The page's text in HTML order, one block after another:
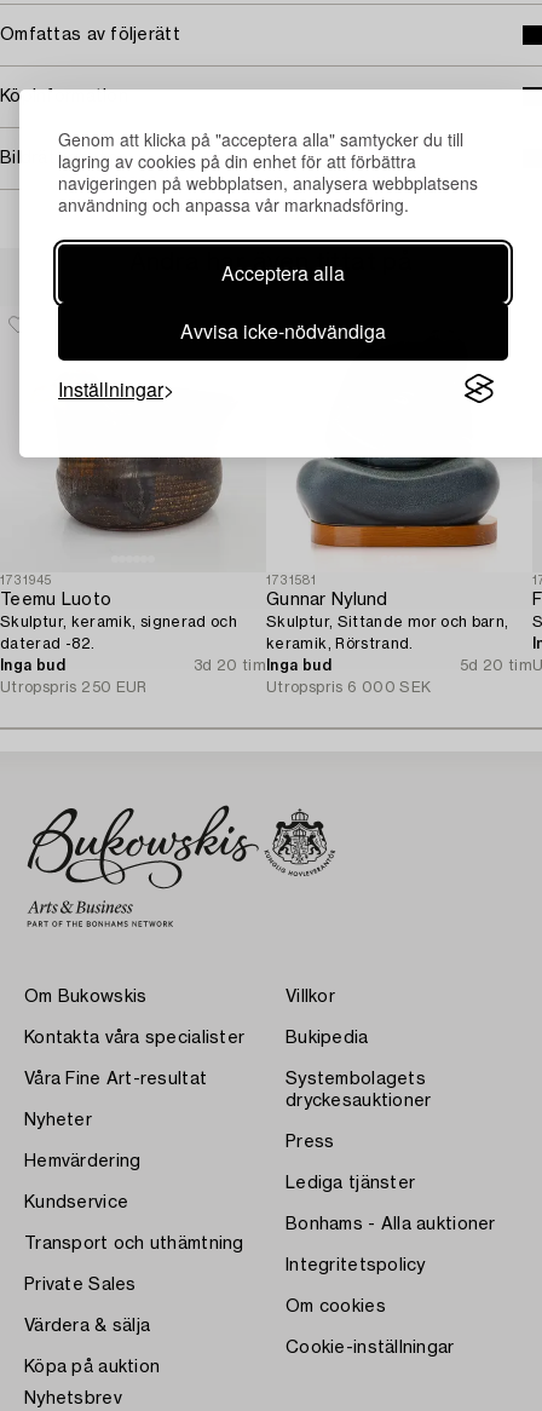
Genom att klicka på "acceptera alla" samtycker du till
lagring av cookies på din enhet för att förbättra
navigeringen på webbplatsen, analysera webbplatsens
användning och anpassa vår marknadsföring.
Acceptera alla
Avvisa icke-nödvändiga
Inställningar
Omfattas av följerätt
Köpinformation
Bildrättigheter
Andra har även tittat på
1731945
Teemu Luoto
Skulptur, keramik, signerad och
daterad -82.
Inga bud
3d 20 tim
Utropspris 250 EUR
1731581
Gunnar Nylund
Skulptur, Sittande mor och barn,
keramik, Rörstrand.
Inga bud
5d 20 tim
Utropspris 6 000 SEK
Om Bukowskis
Kontakta våra specialister
Våra Fine Art-resultat
Nyheter
Hemvärdering
Kundservice
Transport och uthämtning
Private Sales
Värdera & sälja
Köpa på auktion
Villkor
Bukipedia
Systembolagets
dryckesauktioner
Press
Lediga tjänster
Bonhams - Alla auktioner
Integritetspolicy
Om cookies
Cookie-inställningar
Nyhetsbrev